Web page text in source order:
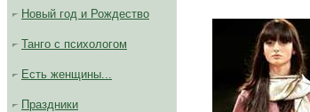
Новый год и Рождество
Танго с психологом
Есть женщины...
Праздники